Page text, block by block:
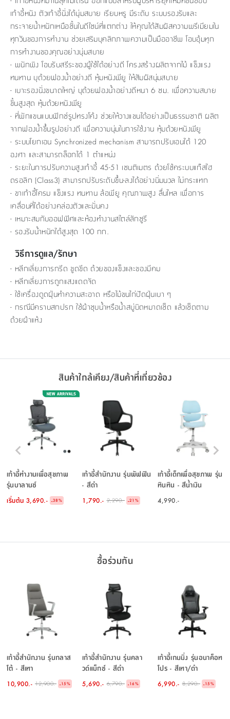
เก้าอี้หนัง ตัวเก้าอี้นั่งได้นุ่มสบาย เรียบหรู มีระดับ ระบบรองรับและ
กระจายน้ำหนักเหนือชั้นในดีไซน์ที่แตกต่าง ให้คุณได้สัมผัสความพรีเมียมใน
ทุกวันของการทำงาน ช่วยเสริมบุคลิกภาพความเป็นมืออาชีพ โอบอุ้มทุก
การทำงานของคุณอย่างนุ่มสบาย
- พนักพิง โอบรับสรีระของผู้ใช้ได้อย่างดี โครงสร้างผลิตจากไม้ แข็งแรง
ทนทาน บุด้วยฟองน้ำอย่างดี หุ้มหนังพียู ให้สัมผัสนุ่มสบาย
- เบาะรองนั่งขนาดใหญ่ บุด้วยฟองน้ำอย่างดีหนา 6 ซม. เพื่อความสบาย
ขั้นสูงสุด หุ้มด้วยหนังพียู
- ที่พักแขนแบบฟิกซ์รูปทรงโค้ง ช่วยให้วางแขนได้อย่างเป็นธรรมชาติ ผลิต
จากฟองน้ำขึ้นรูปอย่างดี เพื่อความนุ่มในการใช้งาน หุ้มด้วยหนังพียู
- ระบบโยกเอน Synchronized mechanism สามารถปรับเอนได้ 120
องศา และสามารถล็อกได้ 1 ตำแหน่ง
- ระยะในการปรับความสูงเก้าอี้ 45-51 เซนติเมตร ด้วยโช้คระบบแก๊สไฮ
ดรอลิก (Class3) สามารถปรับระดับขึ้น-ลงได้อย่างนิ่มนวล ไม่กระแทก
- ขาเก้าอี้โครม แข็งแรง ทนทาน ล้อพียู คุณภาพสูง ลื่นไหล เพื่อการ
เคลื่อนที่ได้อย่างคล่องตัวและมั่นคง
- เหมาะสมกับออฟฟิศและห้องทำงานสไตล์ลักซูรี
- รองรับน้ำหนักได้สูงสุด 100 กก.
วิธีการดูแล/รักษา
- หลีกเลี่ยงการกรีด ขูดขีด ด้วยของแข็งและของมีคม
- หลีกเลี่ยงการถูกแสงแดดจัด
- ใช้เครื่องดูดฝุ่นทำความสะอาด หรือไม้ขนไก่ปัดฝุ่นเบา ๆ
- กรณีมีคราบสกปรก ใช้ผ้าชุบน้ำหรือน้ำสบู่บิดหมาดเช็ด แล้วเช็ดตาม
ด้วยผ้าแห้ง
สินค้าใกล้เคียง/สินค้าที่เกี่ยวข้อง
เก้าอี้ทำงานเพื่อสุขภาพ
รุ่นบาลานซ์
เริ่มต้น 3,690.- -38%
เก้าอี้สำนักงาน รุ่นพัฟฟิน
- สีดำ
1,790.- 2,290.- -21 %
เก้าอี้เด็กเพื่อสุขภาพ รุ่น
ทินทิน - สีน้ำเงิน
4,990.-
ซื้อร่วมกัน
เก้าอี้สำนักงาน รุ่นกลาส
โต้ - สีเทา
10,900.- 12,900.- -15%
เก้าอี้สำนักงาน รุ่นคลา
วด์แม็กซ์ - สีดำ
5,690.- 6,790.- -16%
เก้าอี้เกมมิ่ง รุ่นอนาค็อท
โปร - สีเทา/ดำ
6,990.- 8,290.- -15%